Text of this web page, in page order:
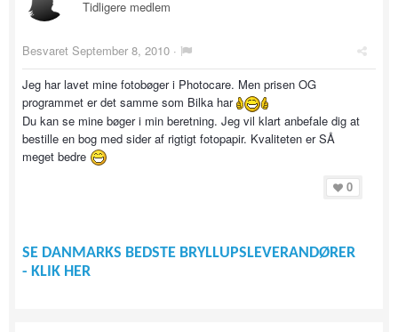
Tidligere medlem
Besvaret September 8, 2010 ·
Jeg har lavet mine fotobøger i Photocare. Men prisen OG
programmet er det samme som Bilka har
Du kan se mine bøger i min beretning. Jeg vil klart anbefale dig at
bestille en bog med sider af rigtigt fotopapir. Kvaliteten er SÅ
meget bedre
0
SE DANMARKS BEDSTE BRYLLUPSLEVERANDØRER
- KLIK HER